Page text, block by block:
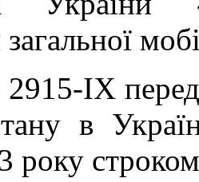
IX
в
року